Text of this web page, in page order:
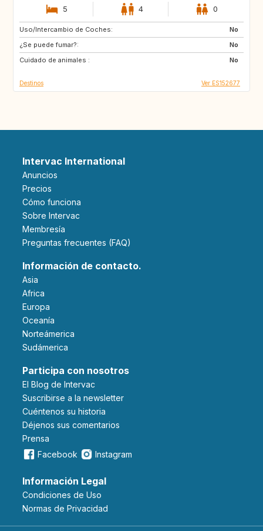
5 4 0
Uso/Intercambio de Coches:
No
¿Se puede fumar?:
No
Cuidado de animales :
No
FR
Destinos Ver ES152677
Intervac International
Anuncios
Precios
Cómo funciona
Sobre Intervac
Membresía
Preguntas frecuentes (FAQ)
Información de contacto.
Asia
Africa
Europa
Oceanía
Norteámerica
Sudámerica
Participa con nosotros
El Blog de Intervac
Suscribirse a la newsletter
Cuéntenos su historia
Déjenos sus comentarios
Prensa
Facebook
Instagram
Información Legal
Condiciones de Uso
Normas de Privacidad